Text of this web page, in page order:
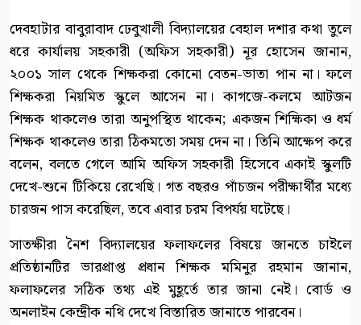
দেবহাটার বাবুরাবাদ ঢেবুখালী বিদ্যালয়ের বেহাল দশার কথা তুলে
ধরে কার্যালয় সহকারী (অফিস সহকারী) নূর হোসেন জানান,
২০০১ সাল থেকে শিক্ষকরা কোনো বেতন-ভাতা পান না। ফলে
শিক্ষকরা নিয়মিত স্কুলে আসেন না। কাগজে-কলমে আটজন
শিক্ষক থাকলেও তারা অনুপস্থিত থাকেন; একজন শিক্ষিকা ও ধর্ম
শিক্ষক থাকলেও তারা ঠিকমতো সময় দেন না। তিনি আক্ষেপ করে
বলেন, বলতে গেলে আমি অফিস সহকারী হিসেবে একাই স্কুলটি
দেখে-শুনে টিকিয়ে রেখেছি। গত বছরও পাঁচজন পরীক্ষার্থীর মধ্যে
চারজন পাস করেছিল, তবে এবার চরম বিপর্যয় ঘটেছে।
সাতক্ষীরা নৈশ বিদ্যালয়ের ফলাফলের বিষয়ে জানতে চাইলে
প্রতিষ্ঠানটির ভারপ্রাপ্ত প্রধান শিক্ষক মমিনুর রহমান জানান,
ফলাফলের সঠিক তথ্য এই মুহূর্তে তার জানা নেই। বোর্ড ও
অনলাইন কেন্দ্রীক নথি দেখে বিস্তারিত জানাতে পারবেন।